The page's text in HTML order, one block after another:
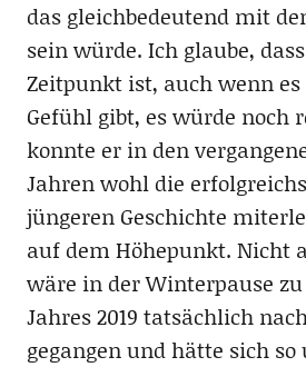
das gleichbedeutend mit
sein würde. Ich glaube,
Zeitpunkt ist, auch wenn
Gefühl gibt, es würde noch
konnte er in den
Jahren wohl die
jüngeren Geschichte
auf dem Höhepunkt. Nicht
wäre in der Winterpause zu
Jahres 2019 tatsächlich
gegangen und hätte sich so